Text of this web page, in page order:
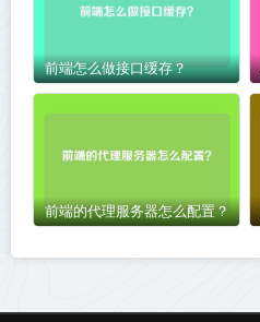
前端怎么做接口缓存？
前端的代理服务器怎么配置？